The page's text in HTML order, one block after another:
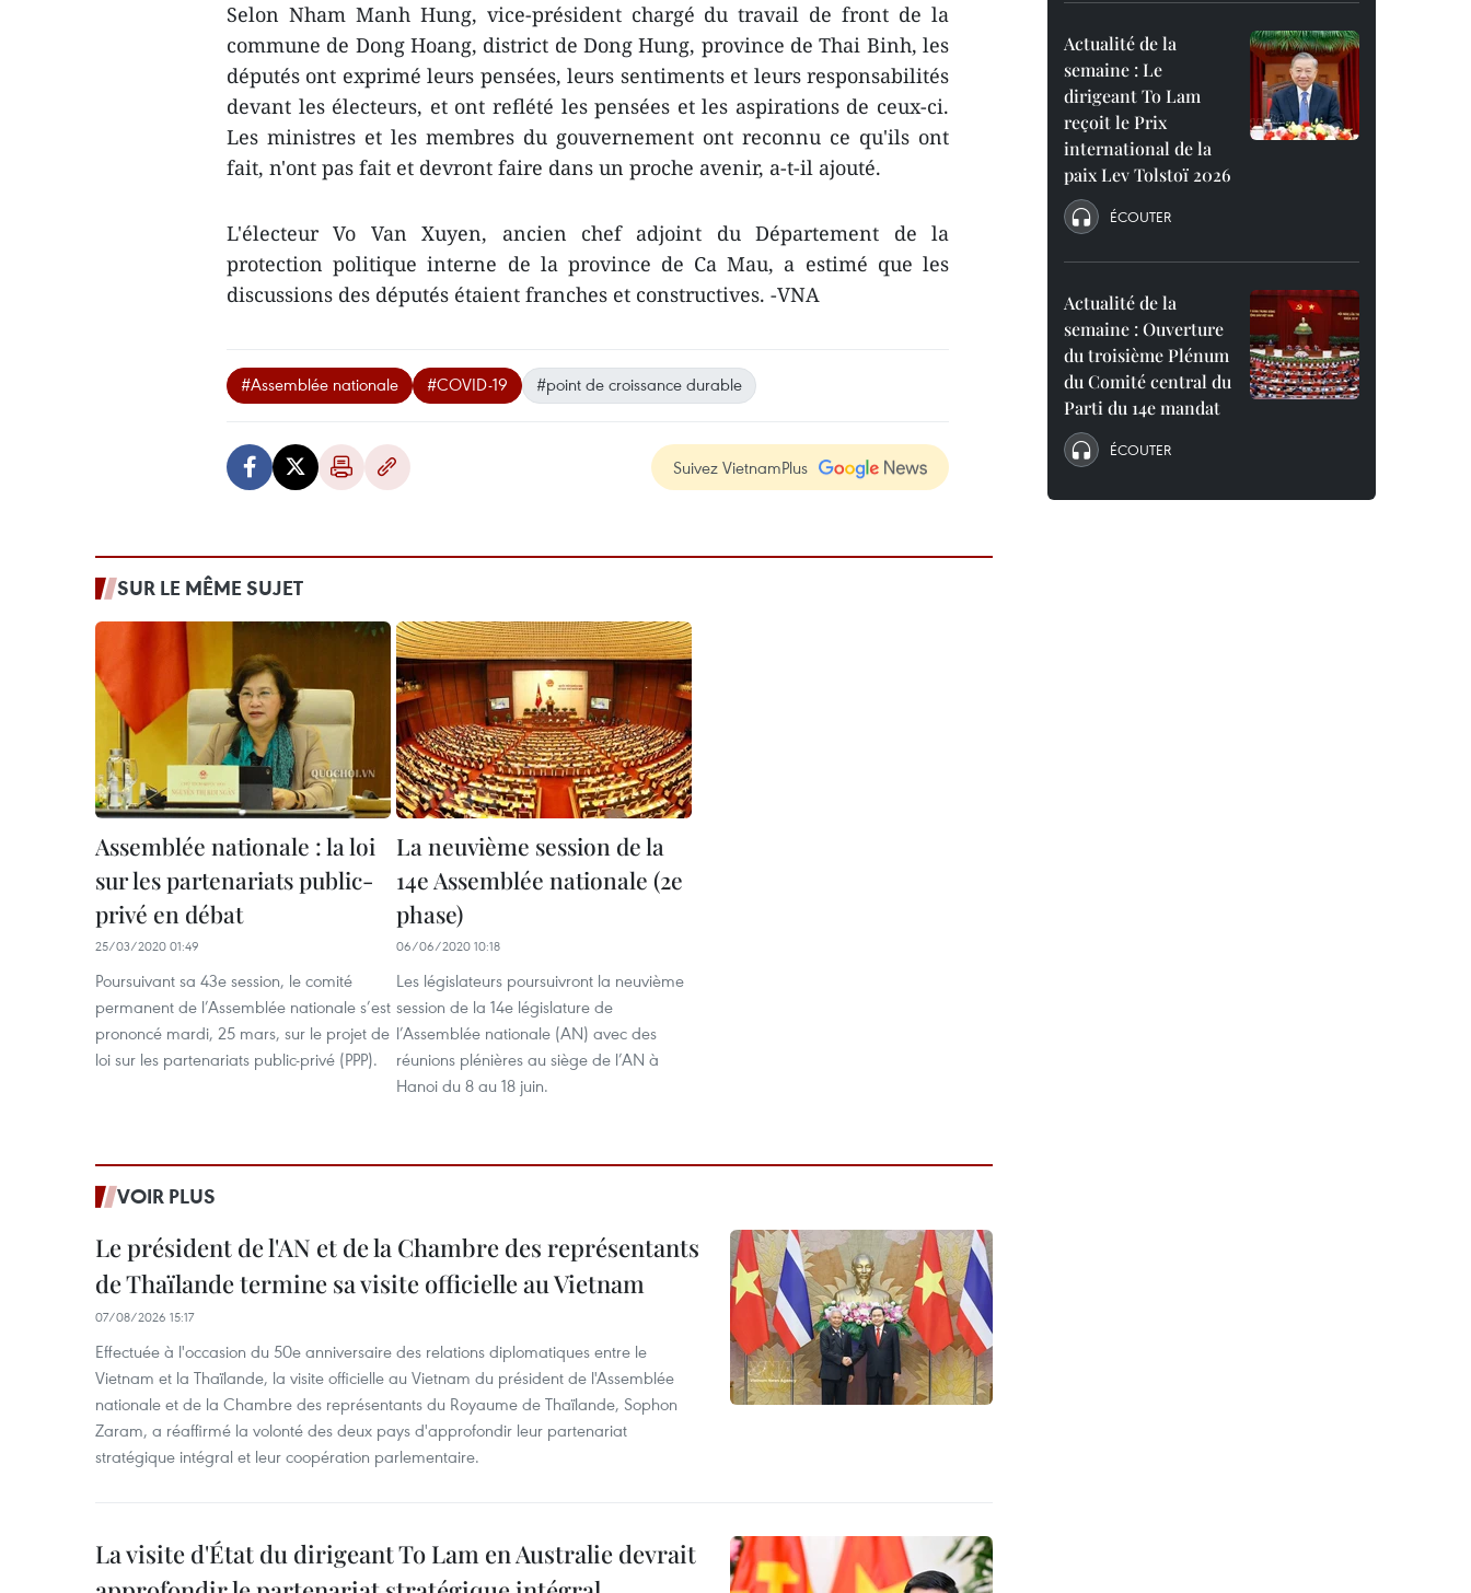
Selon Nham Manh Hung, vice-président chargé du travail de front de la
commune de Dong Hoang, district de Dong Hung, province de Thai Binh, les
députés ont exprimé leurs pensées, leurs sentiments et leurs responsabilités
devant les électeurs, et ont reflété les pensées et les aspirations de ceux-ci.
Les ministres et les membres du gouvernement ont reconnu ce qu'ils ont
fait, n'ont pas fait et devront faire dans un proche avenir, a-t-il ajouté.
L'électeur Vo Van Xuyen, ancien chef adjoint du Département de la
protection politique interne de la province de Ca Mau, a estimé que les
discussions des députés étaient franches et constructives. -VNA
#Assemblée nationale #COVID-19 #point de croissance durable
Suivez VietnamPlus
SUR LE MÊME SUJET
Assemblée nationale : la loi
sur les partenariats public-
privé en débat
25/03/2020 01:49
Poursuivant sa 43e session, le comité
permanent de l’Assemblée nationale s’est
prononcé mardi, 25 mars, sur le projet de
loi sur les partenariats public-privé (PPP).
La neuvième session de la
14e Assemblée nationale (2e
phase)
06/06/2020 10:18
Les législateurs poursuivront la neuvième
session de la 14e législature de
l’Assemblée nationale (AN) avec des
réunions plénières au siège de l’AN à
Hanoi du 8 au 18 juin.
VOIR PLUS
Le président de l'AN et de la Chambre des représentants
de Thaïlande termine sa visite officielle au Vietnam
07/08/2026 15:17
Effectuée à l'occasion du 50e anniversaire des relations diplomatiques entre le
Vietnam et la Thaïlande, la visite officielle au Vietnam du président de l'Assemblée
nationale et de la Chambre des représentants du Royaume de Thaïlande, Sophon
Zaram, a réaffirmé la volonté des deux pays d'approfondir leur partenariat
stratégique intégral et leur coopération parlementaire.
La visite d'État du dirigeant To Lam en Australie devrait
Actualité de la
semaine : Le
dirigeant To Lam
reçoit le Prix
international de la
paix Lev Tolstoï 2026
ÉCOUTER
Actualité de la
semaine : Ouverture
du troisième Plénum
du Comité central du
Parti du 14e mandat
ÉCOUTER